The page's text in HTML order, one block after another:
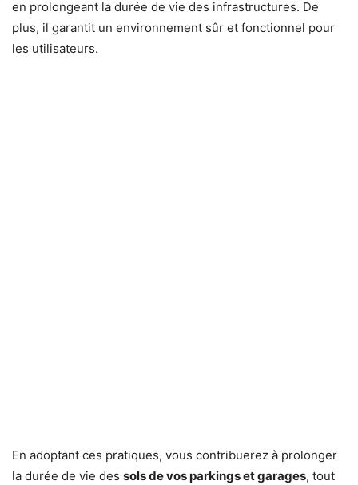
en prolongeant la durée de vie des infrastructures. De
plus, il garantit un environnement sûr et fonctionnel pour
les utilisateurs.
En adoptant ces pratiques, vous contribuerez à prolonger
la durée de vie des sols de vos parkings et garages, tout